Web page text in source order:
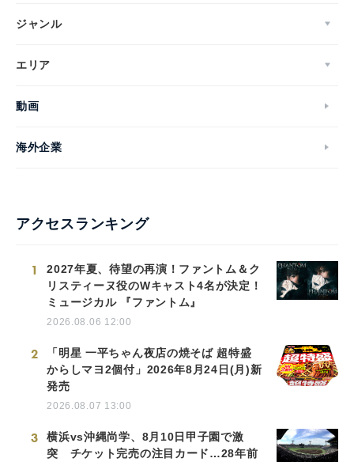
ジャンル
エリア
動画
海外企業
アクセスランキング
1
2027年夏、待望の再演！ファントム＆ク
リスティーヌ役のWキャスト4名が決定！
ミュージカル 『ファントム』
2026.08.06 12:00
2
「明星 一平ちゃん夜店の焼そば 超特盛
からしマヨ2個付」2026年8月24日(月)新
発売
2026.08.07 13:00
3
横浜vs沖縄尚学、8月10日甲子園で激
突 チケット完売の注目カード…28年前